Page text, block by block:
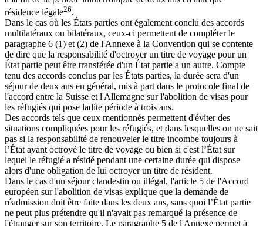
résidence légale26.
Dans le cas où les États parties ont également conclu des accords
multilatéraux ou bilatéraux, ceux-ci permettent de compléter le
paragraphe 6 (1) et (2) de l'Annexe à la Convention qui se contente
de dire que la responsabilité d'octroyer un titre de voyage pour un
État partie peut être transférée d'un État partie a un autre. Compte
tenu des accords conclus par les États parties, la durée sera d'un
séjour de deux ans en général, mis à part dans le protocole final de
l'accord entre la Suisse et l'Allemagne sur l'abolition de visas pour
les réfugiés qui pose ladite période à trois ans.
Des accords tels que ceux mentionnés permettent d'éviter des
situations compliquées pour les réfugiés, et dans lesquelles on ne sait
pas si la responsabilité de renouveler le titre incombe toujours à
l’État ayant octroyé le titre de voyage ou bien si c'est l’État sur
lequel le réfugié a résidé pendant une certaine durée qui dispose
alors d'une obligation de lui octroyer un titre de résident.
Dans le cas d'un séjour clandestin ou illégal, l'article 5 de l'Accord
européen sur l'abolition de visas explique que la demande de
réadmission doit être faite dans les deux ans, sans quoi l’État partie
ne peut plus prétendre qu'il n'avait pas remarqué la présence de
l'étranger sur son territoire. Le paragraphe 5 de l'Annexe permet à